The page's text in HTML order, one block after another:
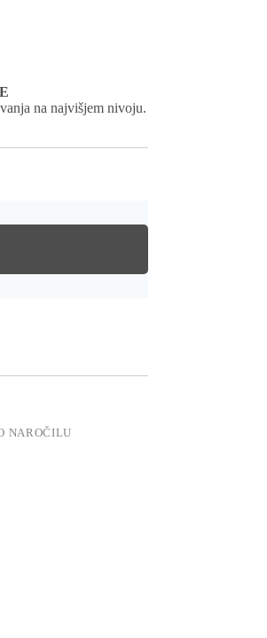
na najvišjem nivoju.
NAROČILU